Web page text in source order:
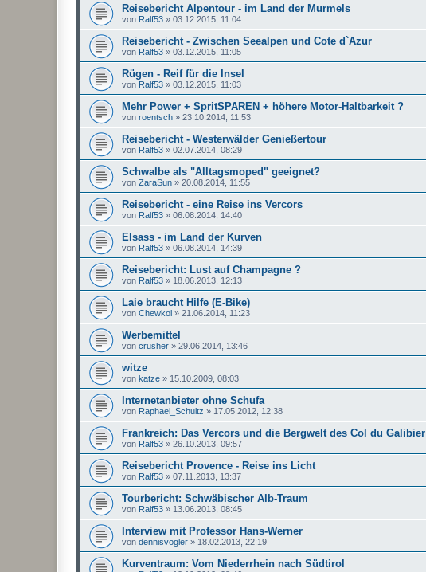
Reisebericht Alpentour - im Land der Murmels
von Ralf53 » 03.12.2015, 11:04
Reisebericht - Zwischen Seealpen und Cote d`Azur
von Ralf53 » 03.12.2015, 11:05
Rügen - Reif für die Insel
von Ralf53 » 03.12.2015, 11:03
Mehr Power + SpritSPAREN + höhere Motor-Haltbarkeit ?
von roentsch » 23.10.2014, 11:53
Reisebericht - Westerwälder Genießertour
von Ralf53 » 02.07.2014, 08:29
Schwalbe als "Alltagsmoped" geeignet?
von ZaraSun » 20.08.2014, 11:55
Reisebericht - eine Reise ins Vercors
von Ralf53 » 06.08.2014, 14:40
Elsass - im Land der Kurven
von Ralf53 » 06.08.2014, 14:39
Reisebericht: Lust auf Champagne ?
von Ralf53 » 18.06.2013, 12:13
Laie braucht Hilfe (E-Bike)
von Chewkol » 21.06.2014, 11:23
Werbemittel
von crusher » 29.06.2014, 13:46
witze
von katze » 15.10.2009, 08:03
Internetanbieter ohne Schufa
von Raphael_Schultz » 17.05.2012, 12:38
Frankreich: Das Vercors und die Bergwelt des Col du Galibier
von Ralf53 » 26.10.2013, 09:57
Reisebericht Provence - Reise ins Licht
von Ralf53 » 07.11.2013, 13:37
Tourbericht: Schwäbischer Alb-Traum
von Ralf53 » 13.06.2013, 08:45
Interview mit Professor Hans-Werner
von dennisvogler » 18.02.2013, 22:19
Kurventraum: Vom Niederrhein nach Südtirol